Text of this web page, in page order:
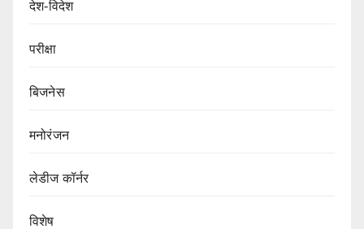
देश-विदेश
परीक्षा
बिजनेस
मनोरंजन
लेडीज कॉर्नर
विशेष